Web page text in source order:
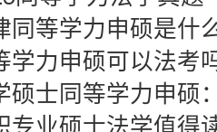
同等学力申硕是什么
学力申硕可以法考
硕士同等学力申硕
专业硕士法学值得读